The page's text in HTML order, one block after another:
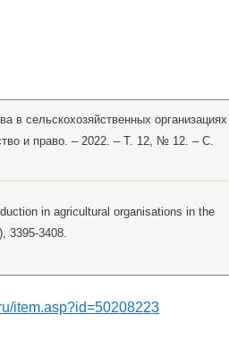
в сельскохозяйственных организациях
и право. – 2022. – Т. 12, № 12. – С.
in agricultural organisations in the
3395-3408.
item.asp?id=50208223